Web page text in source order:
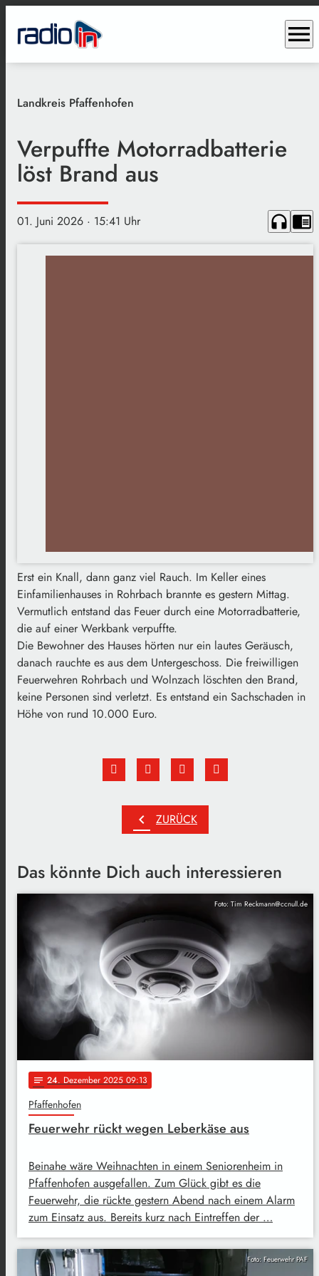
menu
Landkreis Pfaffenhofen
Verpuffte Motorradbatterie
löst Brand aus
01. Juni 2026 · 15:41 Uhr headphones chrome_reader_mode
Erst ein Knall, dann ganz viel Rauch. Im Keller eines
Einfamilienhauses in Rohrbach brannte es gestern Mittag.
Vermutlich entstand das Feuer durch eine Motorradbatterie,
die auf einer Werkbank verpuffte.
Die Bewohner des Hauses hörten nur ein lautes Geräusch,
danach rauchte es aus dem Untergeschoss. Die freiwilligen
Feuerwehren Rohrbach und Wolnzach löschten den Brand,
keine Personen sind verletzt. Es entstand ein Sachschaden in
Höhe von rund 10.000 Euro.
chevron_left ZURÜCK
Das könnte Dich auch interessieren
Foto: Tim Reckmann@ccnull.de
notes 24. Dezember 2025 09:13
Pfaffenhofen
Feuerwehr rückt wegen Leberkäse aus
Beinahe wäre Weihnachten in einem Seniorenheim in
Pfaffenhofen ausgefallen. Zum Glück gibt es die
Feuerwehr, die rückte gestern Abend nach einem Alarm
zum Einsatz aus. Bereits kurz nach Eintreffen der …
Foto: Feuerwehr PAF